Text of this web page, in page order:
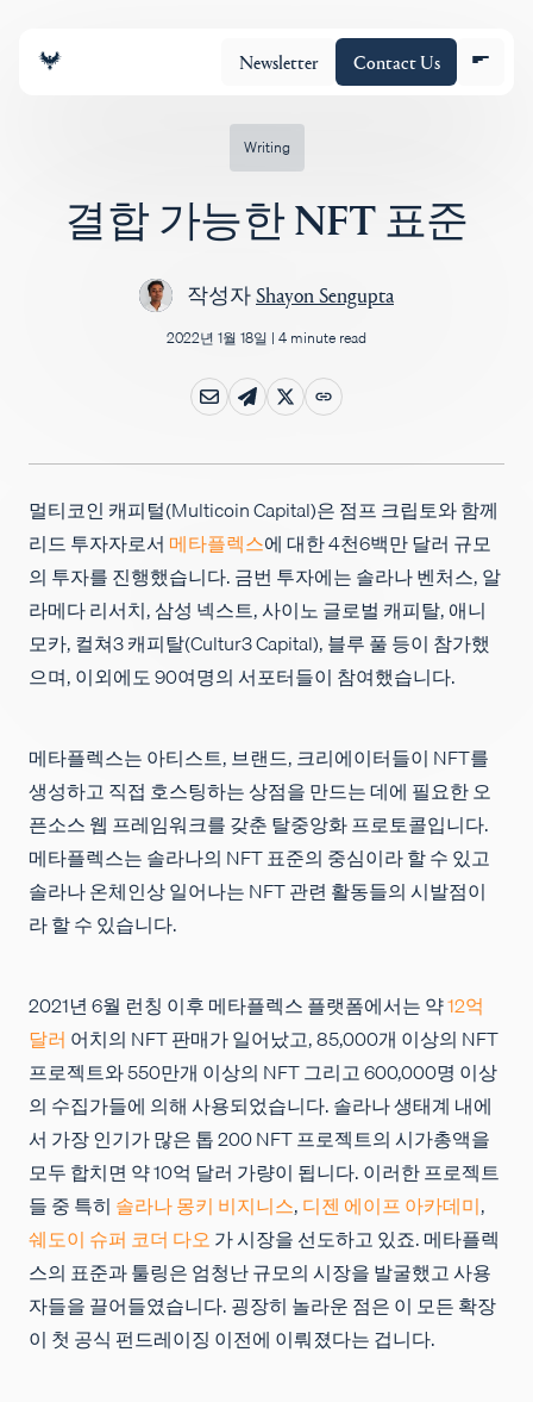
Newsletter Contact Us
포트폴리오
Policy
채용
Writing
결합 가능한 NFT 표준
작성자Shayon Sengupta
2022년 1월 18일 | 4 minute read
멀티코인 캐피털(Multicoin Capital)은 점프 크립토와 함께
리드 투자자로서 메타플렉스에 대한 4천6백만 달러 규모
의 투자를 진행했습니다. 금번 투자에는 솔라나 벤처스, 알
라메다 리서치, 삼성 넥스트, 사이노 글로벌 캐피탈, 애니
모카, 컬쳐3 캐피탈(Cultur3 Capital), 블루 풀 등이 참가했
으며, 이외에도 90여명의 서포터들이 참여했습니다.
메타플렉스는 아티스트, 브랜드, 크리에이터들이 NFT를
생성하고 직접 호스팅하는 상점을 만드는 데에 필요한 오
픈소스 웹 프레임워크를 갖춘 탈중앙화 프로토콜입니다.
메타플렉스는 솔라나의 NFT 표준의 중심이라 할 수 있고
솔라나 온체인상 일어나는 NFT 관련 활동들의 시발점이
라 할 수 있습니다.
2021년 6월 런칭 이후 메타플렉스 플랫폼에서는 약12억
달러 어치의 NFT 판매가 일어났고, 85,000개 이상의 NFT
프로젝트와 550만개 이상의 NFT 그리고 600,000명 이상
의 수집가들에 의해 사용되었습니다. 솔라나 생태계 내에
서 가장 인기가 많은 톱 200 NFT 프로젝트의 시가총액을
모두 합치면 약 10억 달러 가량이 됩니다. 이러한 프로젝트
들 중 특히 솔라나 몽키 비지니스,디젠 에이프 아카데미,
쉐도이 슈퍼 코더 다오가 시장을 선도하고 있죠. 메타플렉
스의 표준과 툴링은 엄청난 규모의 시장을 발굴했고 사용
자들을 끌어들였습니다. 굉장히 놀라운 점은 이 모든 확장
이 첫 공식 펀드레이징 이전에 이뤄졌다는 겁니다.